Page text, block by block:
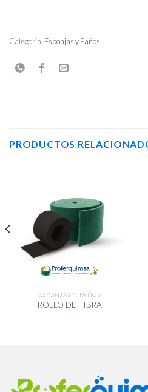
Categoría: Esponjas y Paños
PRODUCTOS
ESPONJAS Y PAÑOS
ROLLO DE FIBRA